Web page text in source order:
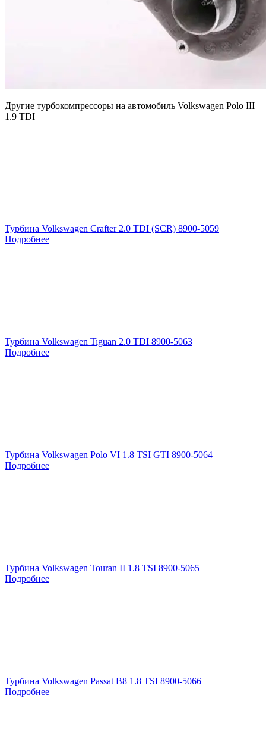
Другие турбокомпрессоры на автомобиль Volkswagen Polo III
1.9 TDI
Турбина Volkswagen Crafter 2.0 TDI (SCR) 8900-5059
Подробнее
Турбина Volkswagen Tiguan 2.0 TDI 8900-5063
Подробнее
Турбина Volkswagen Polo VI 1.8 TSI GTI 8900-5064
Подробнее
Турбина Volkswagen Touran II 1.8 TSI 8900-5065
Подробнее
Турбина Volkswagen Passat B8 1.8 TSI 8900-5066
Подробнее